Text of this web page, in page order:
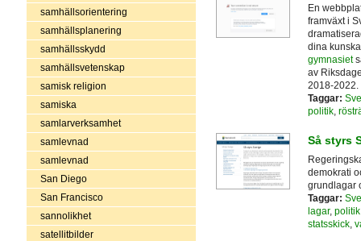
samhällsorientering
samhällsplanering
samhällsskydd
samhällsvetenskap
samisk religion
samiska
samlarverksamhet
samlevnad
samlevnad
San Diego
San Francisco
sannolikhet
satellitbilder
En
framväxt i
dina
gymnasiet
av
2018-2022.
Taggar:
politik,
Så styrs
demokrati
grundlagar
Taggar:
lagar, politik
statsskick,